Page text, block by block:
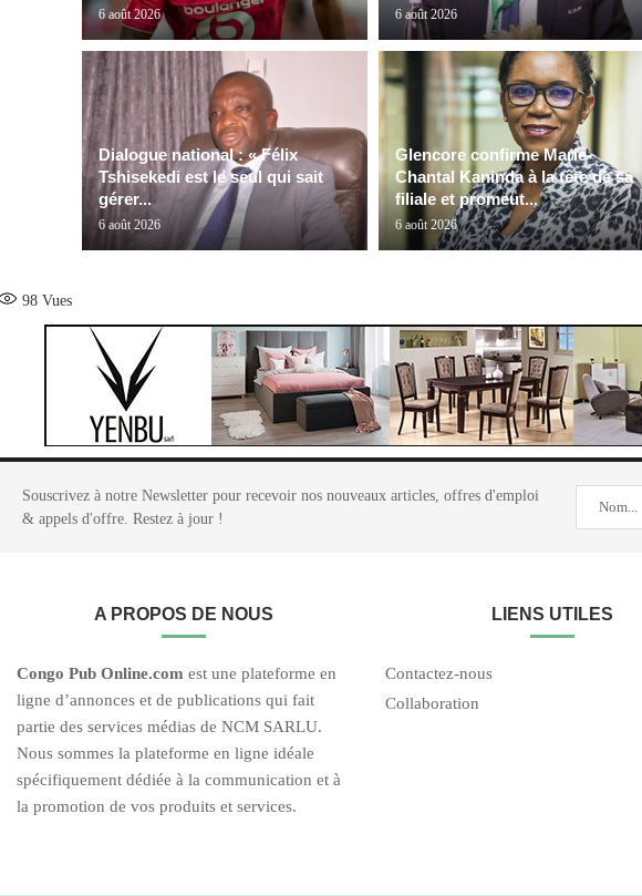
6 août 2026 6 août 2026
Dialogue national : « Félix
Tshisekedi est le seul qui sait
gérer...
6 août 2026
Glencore confirme Marie-
Chantal Kaninda à la tête de sa
filiale et promeut...
6 août 2026
98 Vues
Souscrivez à notre Newsletter pour recevoir nos nouveaux articles, offres d'emploi
& appels d'offre. Restez à jour !
A PROPOS DE NOUS
Congo Pub Online.com est une plateforme en
ligne d’annonces et de publications qui fait
partie des services médias de NCM SARLU.
Nous sommes la plateforme en ligne idéale
spécifiquement dédiée à la communication et à
la promotion de vos produits et services.
LIENS UTILES
Contactez-nous
Collaboration